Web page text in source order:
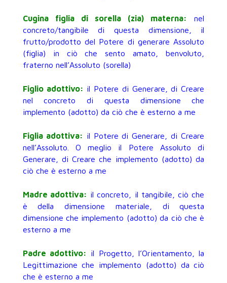
Cugina figlia di sorella (zia) materna:
nel
concreto/tangibile di questa dimensione, il
frutto/prodotto del Potere di generare Assoluto
(figlia) in ciò che sento amato, benvoluto,
fraterno nell’Assoluto (sorella)
Figlio adottivo: il Potere di Generare, di Creare
nel concreto di questa dimensione che
implemento (adotto) da ciò che è esterno a me
Figlia adottiva: il Potere di Generare, di Creare
nell’Assoluto. O meglio il Potere Assoluto di
Generare, di Creare che implemento (adotto) da
ciò che è esterno a me
Madre adottiva: il concreto, il tangibile, ciò che
è della dimensione materiale, di questa
dimensione che implemento (adotto) da ciò che è
esterno a me
Padre adottivo:
il Progetto, l’Orientamento, la
Legittimazione che implemento (adotto) da ciò
che è esterno a me